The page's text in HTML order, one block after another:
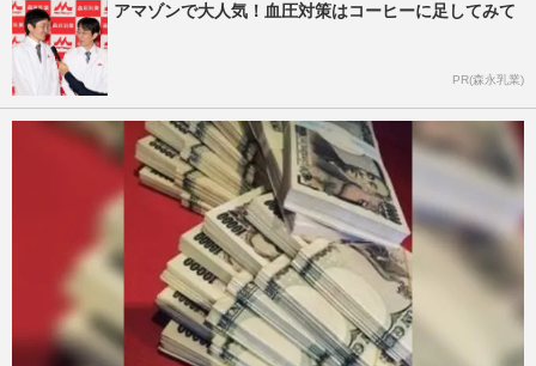
アマゾンで大人気！血圧対策はコーヒーに足してみて
PR(森永乳業)